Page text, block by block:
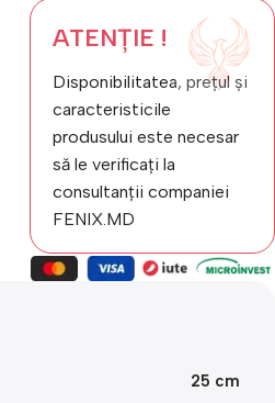
ATENȚIE !
Disponibilitatea, prețul și
caracteristicile
produsului este necesar
să le verificați la
consultanții companiei
FENIX.MD
25 cm